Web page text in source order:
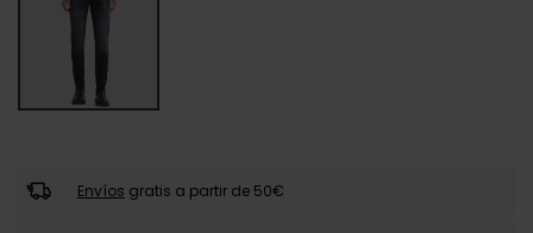
Envíos gratis a partir de 50€